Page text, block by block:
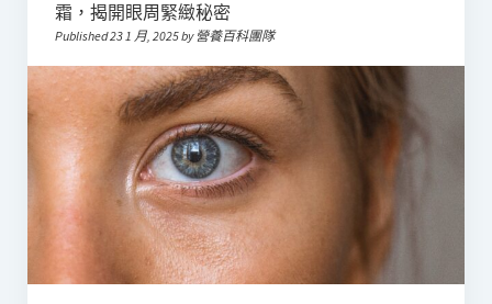
霜，揭開眼周緊緻秘密
Published 23 1 月, 2025 by 營養百科團隊